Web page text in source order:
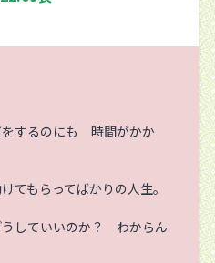
するのにも 時間がかか
てもらってばかりの人生。
していいのか？ わからん